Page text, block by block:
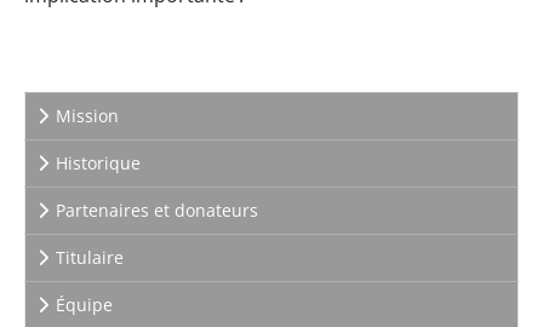
Mission
Historique
Partenaires et donateurs
Titulaire
Équipe